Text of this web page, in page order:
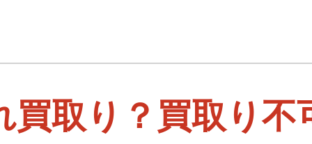
買取り？買取り不